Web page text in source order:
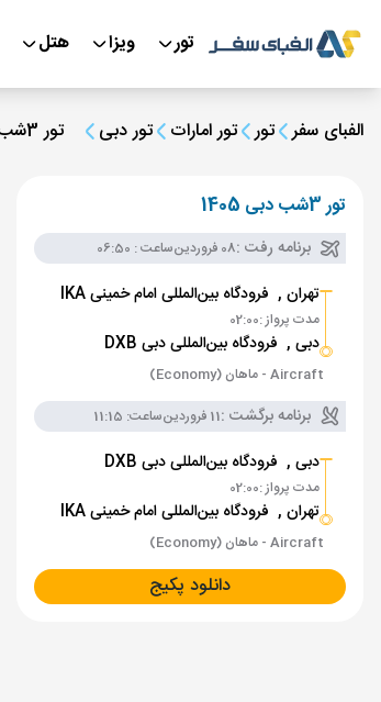
تور ویزا هتل
الفبای سفر تور تور امارات تور دبی تور 3شب دبی 1405
تور 3شب دبی 1405
برنامه رفت :08 فروردین ساعت : 06:50
تهران , فرودگاه بین‌المللی امام خمینی IKA
مدت پرواز :02:00
دبی , فرودگاه بین‌المللی دبی DXB
Aircraft - ماهان (Economy)
برنامه برگشت :11 فروردین ساعت: 11:15
دبی , فرودگاه بین‌المللی دبی DXB
مدت پرواز :02:00
تهران , فرودگاه بین‌المللی امام خمینی IKA
Aircraft - ماهان (Economy)
دانلود پکیج